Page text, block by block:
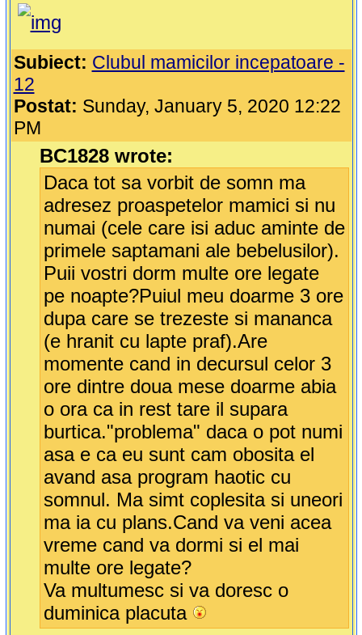
Subiect: Clubul mamicilor incepatoare -
12
Postat: Sunday, January 5, 2020 12:22
PM
BC1828 wrote:
Daca tot sa vorbit de somn ma
adresez proaspetelor mamici si nu
numai (cele care isi aduc aminte de
primele saptamani ale bebelusilor).
Puii vostri dorm multe ore legate
pe noapte?Puiul meu doarme 3 ore
dupa care se trezeste si mananca
(e hranit cu lapte praf).Are
momente cand in decursul celor 3
ore dintre doua mese doarme abia
o ora ca in rest tare il supara
burtica."problema" daca o pot numi
asa e ca eu sunt cam obosita el
avand asa program haotic cu
somnul. Ma simt coplesita si uneori
ma ia cu plans.Cand va veni acea
vreme cand va dormi si el mai
multe ore legate?
Va multumesc si va doresc o
duminica placuta